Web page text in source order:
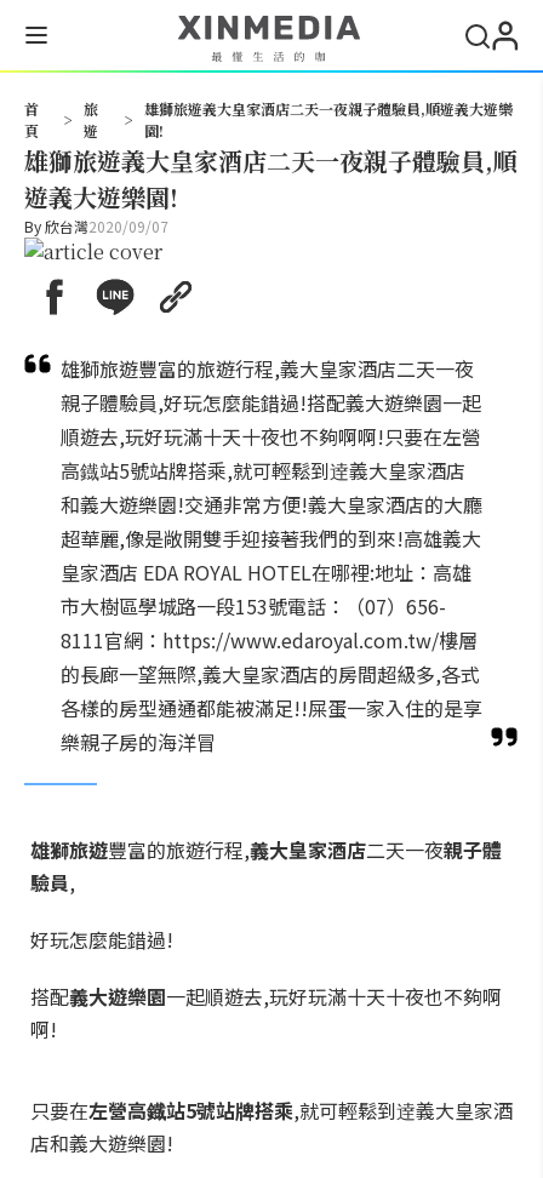
首
頁
>
旅
遊
>
雄獅旅遊義大皇家酒店二天一夜親子體驗員,順遊義大遊樂
園!
雄獅旅遊義大皇家酒店二天一夜親子體驗員,順
遊義大遊樂園!
By欣台灣2020/09/07
雄獅旅遊豐富的旅遊行程,義大皇家酒店二天一夜
親子體驗員,好玩怎麼能錯過!搭配義大遊樂園一起
順遊去,玩好玩滿十天十夜也不夠啊啊!只要在左營
高鐡站5號站牌搭乘,就可輕鬆到逹義大皇家酒店
和義大遊樂園!交通非常方便!義大皇家酒店的大廳
超華麗,像是敞開雙手迎接著我們的到來!高雄義大
皇家酒店 EDA ROYAL HOTEL在哪裡:地址：高雄
市大樹區學城路一段153號電話：（07）656-
8111官網：https://www.edaroyal.com.tw/樓層
的長廊一望無際,義大皇家酒店的房間超級多,各式
各樣的房型通通都能被滿足!!屎蛋一家入住的是享
樂親子房的海洋冒
雄獅旅遊豐富的旅遊行程,義大皇家酒店二天一夜親子體
驗員,
好玩怎麼能錯過!
搭配義大遊樂園一起順遊去,玩好玩滿十天十夜也不夠啊
啊!
只要在左營高鐡站5號站牌搭乘,就可輕鬆到逹義大皇家酒
店和義大遊樂園!